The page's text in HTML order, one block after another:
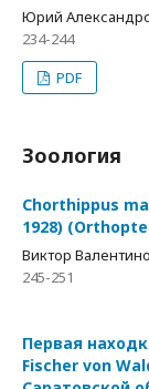
Юрий
234-244
PDF
Зоология
Chorthippus
1928)
Виктор
245-251
Первая
Fischer von